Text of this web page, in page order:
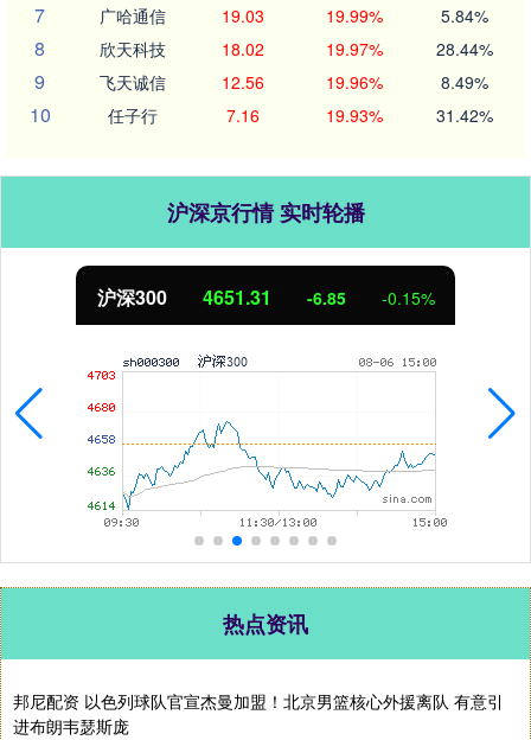
7 广哈通信 19.03 19.99% 5.84%
8 欣天科技 18.02 19.97% 28.44%
9 飞天诚信 12.56 19.96% 8.49%
10 任子行 7.16 19.93% 31.42%
沪深京行情 实时轮播
北证50 1122.88 3.42 0.30%
热点资讯
邦尼配资 以色列球队官宣杰曼加盟！北京男篮核心外援离队 有意引
进布朗韦瑟斯庞